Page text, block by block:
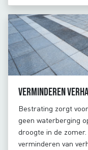
Verminderen
Bestrating zorgt
geen waterberging
droogte in de
verminderen van